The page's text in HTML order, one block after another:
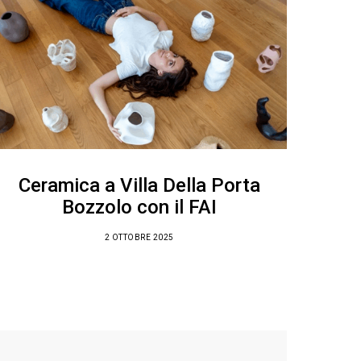
Ceramica a Villa Della Porta
Bozzolo con il FAI
2 OTTOBRE 2025